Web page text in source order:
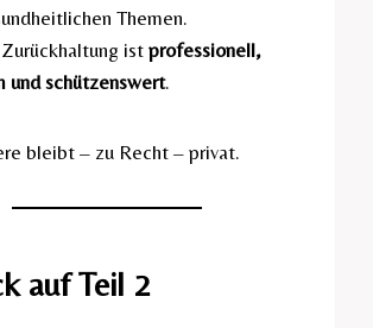
Themen.
ist professionell,
und schützenswert.
bleibt – zu Recht – privat.
auf Teil 2